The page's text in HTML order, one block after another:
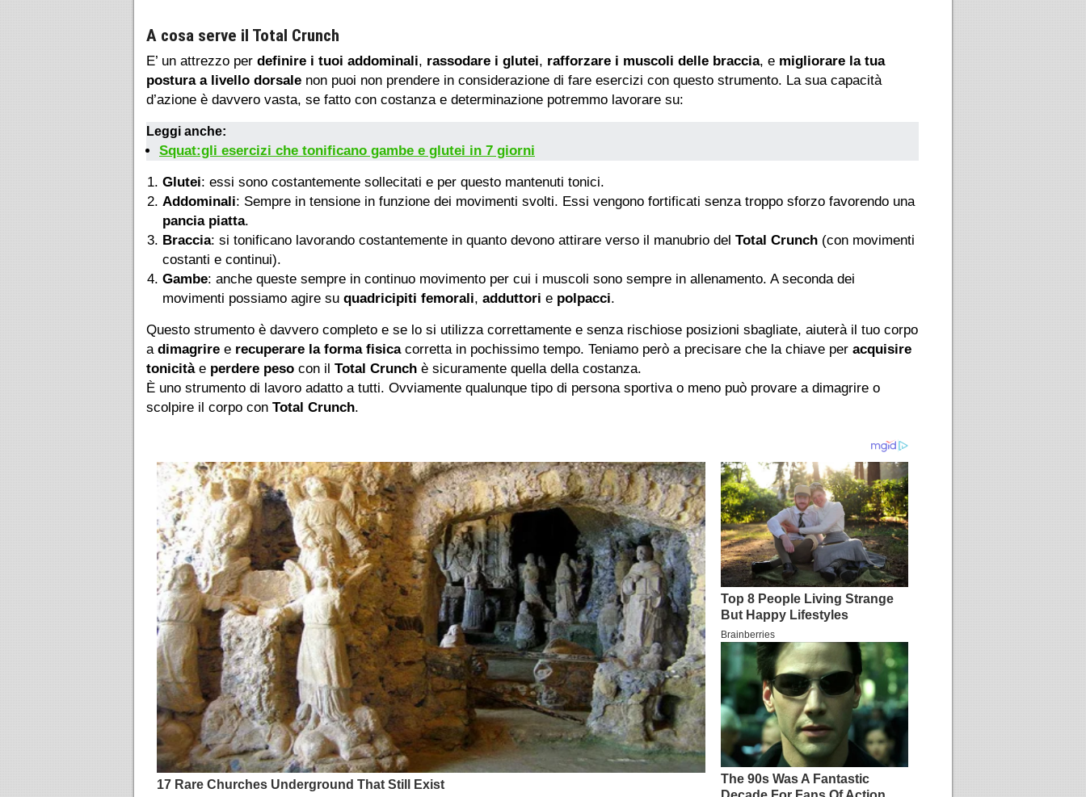
A cosa serve il Total Crunch
E’ un attrezzo per definire i tuoi addominali, rassodare i glutei, rafforzare i muscoli delle braccia, e migliorare la tua
postura a livello dorsale non puoi non prendere in considerazione di fare esercizi con questo strumento. La sua capacità
d’azione è davvero vasta, se fatto con costanza e determinazione potremmo lavorare su:
Leggi anche:
Squat:gli esercizi che tonificano gambe e glutei in 7 giorni
Glutei: essi sono costantemente sollecitati e per questo mantenuti tonici.
Addominali: Sempre in tensione in funzione dei movimenti svolti. Essi vengono fortificati senza troppo sforzo favorendo una
pancia piatta.
Braccia: si tonificano lavorando costantemente in quanto devono attirare verso il manubrio del Total Crunch (con movimenti
costanti e continui).
Gambe: anche queste sempre in continuo movimento per cui i muscoli sono sempre in allenamento. A seconda dei
movimenti possiamo agire su quadricipiti femorali, adduttori e polpacci.
Questo strumento è davvero completo e se lo si utilizza correttamente e senza rischiose posizioni sbagliate, aiuterà il tuo corpo
a dimagrire e recuperare la forma fisicacorretta in pochissimo tempo. Teniamo però a precisare che la chiave per acquisire
tonicitàe perdere peso con il Total Crunch è sicuramente quella della costanza.
È uno strumento di lavoro adatto a tutti. Ovviamente qualunque tipo di persona sportiva o meno può provare a dimagrire o
scolpire il corpo con Total Crunch.